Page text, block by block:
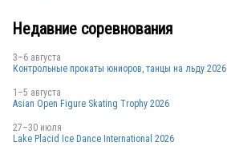
GER
Недавние соревнования
3–6 августа
Контрольные прокаты юниоров, танцы на льду 2026
1–5 августа
Asian Open Figure Skating Trophy 2026
27–30 июля
Lake Placid Ice Dance International 2026